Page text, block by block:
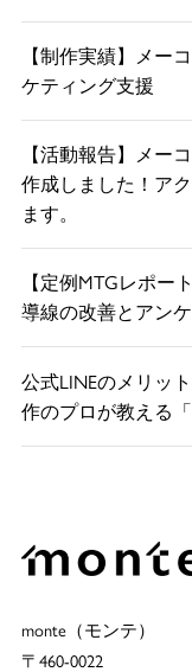
【制作実績】メー
ケティング支援
【活動報告】メー
作成しました！ア
ます。
【定例MTGレポー
導線の改善とアン
公式LINEのメリッ
作のプロが教える
monte（モンテ）
〒460-0022